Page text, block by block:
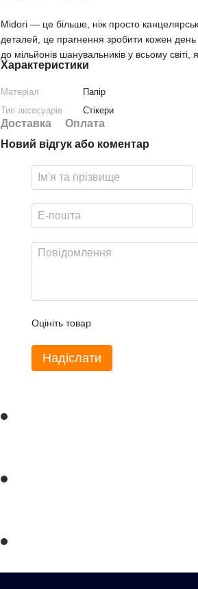
Midori — це більше, ніж просто
деталей, це прагнення зробити кожен
до мільйонів шанувальників у всьому
Характеристики
Матеріал
Папір
Тип аксесуарів
Стікери
Доставка
Оплата
Новий відгук або коментар
Оцініть товар
Надіслати